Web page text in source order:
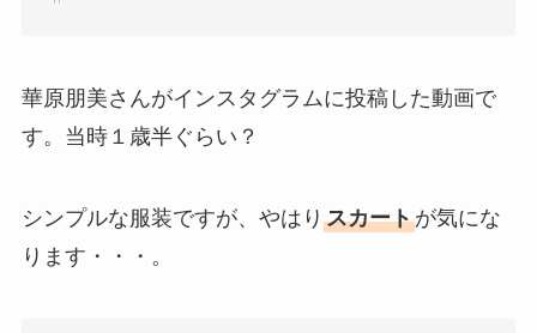
華原朋美さんがインスタグラムに投稿した動画で
す。当時１歳半ぐらい？
シンプルな服装ですが、やはり スカートが気にな
ります・・・。